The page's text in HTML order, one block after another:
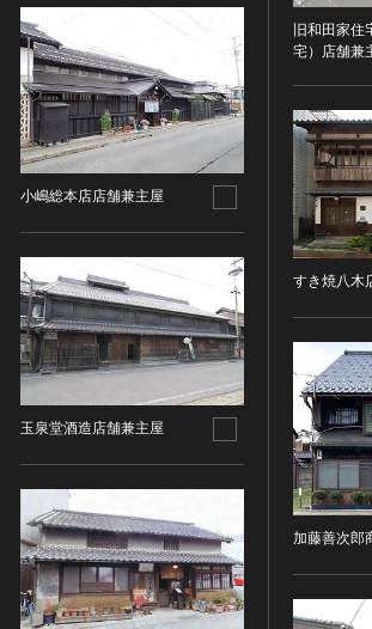
小嶋総本店店舗兼主屋
玉泉堂酒造店舗兼主屋
旧和田家住
宅）店舗兼
すき焼八木
加藤善次郎
高麗 [朝鮮半島]
朝鮮 [朝鮮半島]
近現代 [朝鮮半島]
旧石器 [中国]
新石器 [中国]
夏 [中国]
殷（商） [中国]
周 [中国]
春秋時代 [中国]
戦国時代 [中国]
秦 [中国]
漢 [中国]
三国 [中国]
晋 [中国]
南北朝（六朝） [中国]
隋 [中国]
唐 [中国]
石膏像
その他
工芸品
金工
漆工
染織
陶磁
ガラス
その他
その他の美術
デザイン
書
考古資料
石器・石製品類
土器・土製品類
名勝
天然記念物
特別史跡
特別名勝
重要伝統的建造物群保存地区
選定保存技術
未指定
有形文化財(建造物)
有形文化財(美術工芸品)
無形文化財
記念物(史跡)
記念物(名勝)
記念物(天然記念物)
伝統的建造物群保存地区
CC BY-ND（表示—改変禁止）
CC BY-NC（表示—非営利）
CC BY-NC-SA（表示—非営利—継承）
CC BY-NC-ND（表示—非営利—改変
IN COPYRIGHT（著作権あり）
IN COPYRIGHT - EU ORPHAN WORK
EU孤児著作物）
IN COPYRIGHT - EDUCATIONAL USE
PERMITTED（著作権あり-教育目的の
IN COPYRIGHT - NONCOMMERCIAL
PERMITTED（著作権あり-非営利目的
IN COPYRIGHT - RIGHTSHOLDER(S)
OR UNIDENTIFIABLE（著作権あり-
NO COPYRIGHT - CONTRACTUAL
RESTRICTIONS（著作権なし-契約に
NO COPYRIGHT -
作権なし-非営利目的のみ利用可）
NO COPYRIGHT - OTHER KNOWN
RESTRICTIONS（著作権なし-他の法
NO COPYRIGHT - UNITED STATES
の法律上）
連想検索
連想検索する
20件で表示